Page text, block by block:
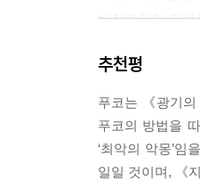
남성 권위자는
과 모성의 범주
고, 새롭게 등장
비장애인이 지적
얼굴들』은 지적
철학, 장애학,
지적장애는 어떻
추천평
푸코는 《광기
푸코의 방법을
‘최악의 악몽’
일일 것이며, 《